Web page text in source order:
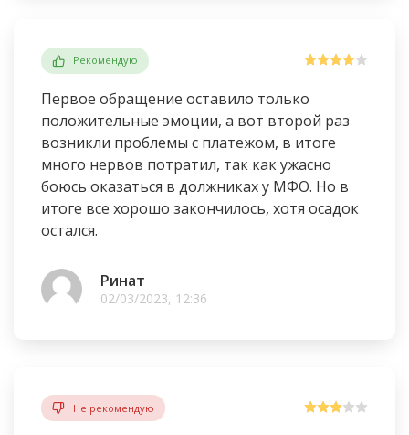
Рекомендую
Первое обращение оставило только
положительные эмоции, а вот второй раз
возникли проблемы с платежом, в итоге
много нервов потратил, так как ужасно
боюсь оказаться в должниках у МФО. Но в
итоге все хорошо закончилось, хотя осадок
остался.
Ринат
02/03/2023, 12:36
Не рекомендую